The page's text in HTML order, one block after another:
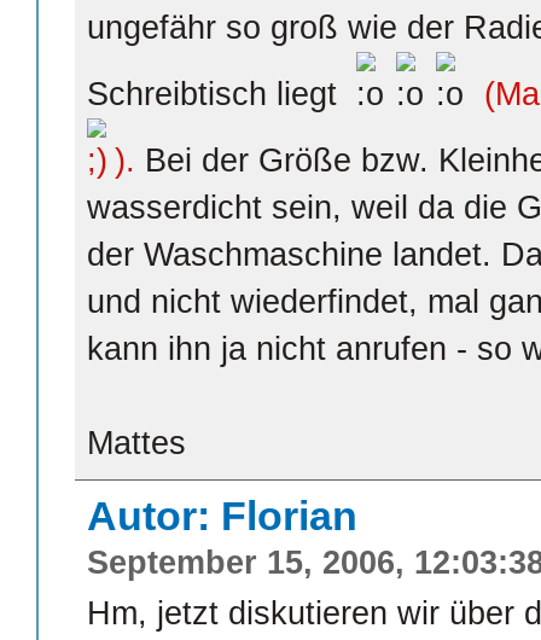
ungefähr so groß wie der
Schreibtisch liegt
). Bei der Größe bzw.
wasserdicht sein, weil da die
der Waschmaschine landet.
und nicht wiederfindet, mal
kann ihn ja nicht anrufen - so
Mattes
Autor: Florian
September 15, 2006,
Hm, jetzt diskutieren wir über